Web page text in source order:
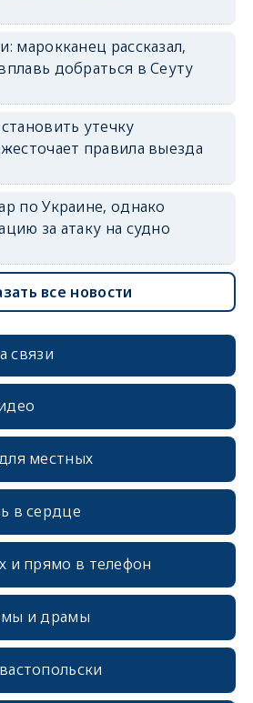
марокканец рассказал,
добраться в Сеуту
утечку
правила выезда
по Украине, однако
за атаку на судно
все новости
связи
местных
в сердце
и прямо в телефон
и драмы
erid: 2SDnjcrDNw6